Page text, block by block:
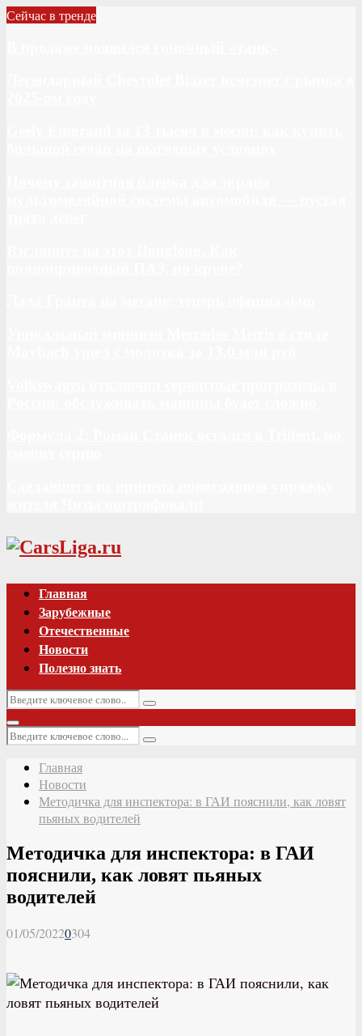
Сейчас в тренде
Vk
Главная
Зарубежные
Отечественные
Новости
Полезно знать
Искать:
Поиск
Основное
меню
Искать:
Поиск
Главная
Новости
Методичка для инспектора: в ГАИ пояснили, как ловят
пьяных водителей
Методичка для инспектора: в ГАИ
пояснили, как ловят пьяных
водителей
01/05/20220304